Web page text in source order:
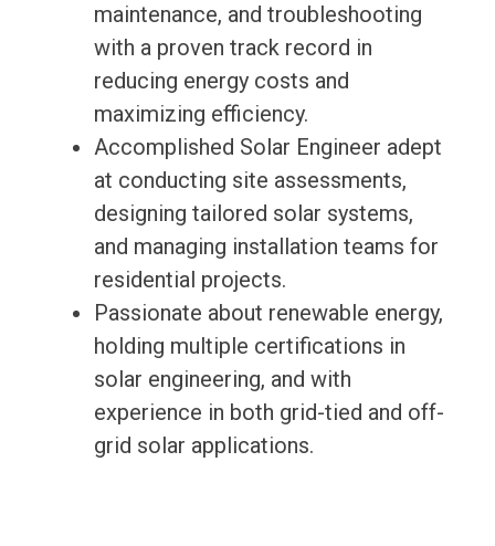
maintenance, and troubleshooting
with a proven track record in
reducing energy costs and
maximizing efficiency.
Accomplished Solar Engineer adept
at conducting site assessments,
designing tailored solar systems,
and managing installation teams for
residential projects.
Passionate about renewable energy,
holding multiple certifications in
solar engineering, and with
experience in both grid-tied and off-
grid solar applications.